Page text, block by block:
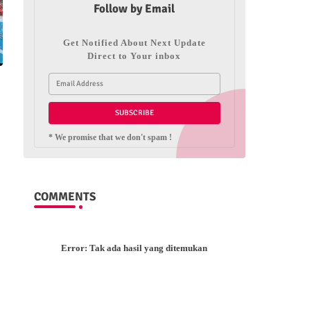
Follow by Email
Get Notified About Next Update
Direct to Your inbox
* We promise that we don't spam !
COMMENTS
Error: Tak ada hasil yang ditemukan